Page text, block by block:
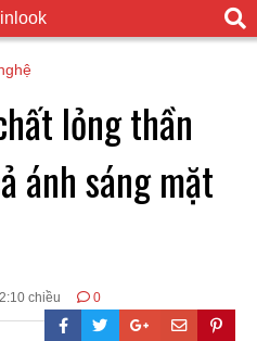
lỏng thần
ánh sáng mặt
chiều 0